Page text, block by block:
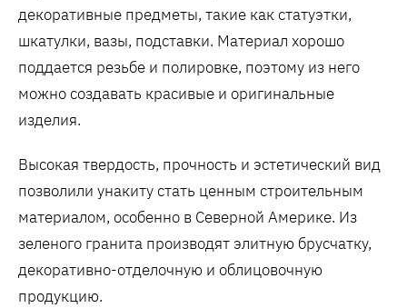
декоративные предметы, такие как статуэтки,
шкатулки, вазы, подставки. Материал хорошо
поддается резьбе и полировке, поэтому из него
можно создавать красивые и оригинальные
изделия.
Высокая твердость, прочность и эстетический вид
позволили унакиту стать ценным строительным
материалом, особенно в Северной Америке. Из
зеленого гранита производят элитную брусчатку,
декоративно-отделочную и облицовочную
продукцию.